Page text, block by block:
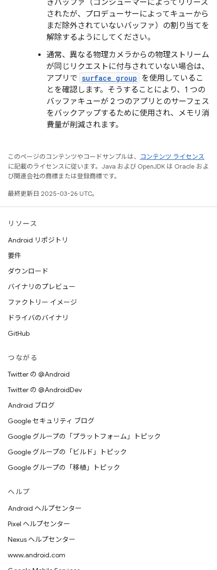
きバッファ（コンシューマーによってリリース
されたが、プロデューサーによってキューから
まだ除外されていないバッファ）の割り当てを
解除するようにしてください。
通常、異なる物理カメラからの物理ストリーム
が同じリクエストに付与されていない場合は、
アプリで surface group を使用しているこ
とを確認します。そうすることにより、1 つの
バッファキューが 2 つのアプリとのサーフェス
をバックアップするために使用され、メモリ消
費量が削減されます。
このページのコンテンツやコードサンプルは、
コンテンツ ライセンス
に記載のライセンスに従います。Java および OpenJDK は Oracle およ
び関連会社の商標または登録商標です。
最終更新日 2025-03-26 UTC。
リソース
Android リポジトリ
要件
ダウンロード
バイナリのプレビュー
ファクトリー イメージ
ドライバのバイナリ
GitHub
つながる
Twitter の @Android
Twitter の @AndroidDev
Android ブログ
Google セキュリティ ブログ
Google グループの「プラットフォーム」トピック
Google グループの「ビルド」トピック
Google グループの「移植」トピック
ヘルプ
Android ヘルプセンター
Pixel ヘルプセンター
Nexus ヘルプセンター
www.android.com